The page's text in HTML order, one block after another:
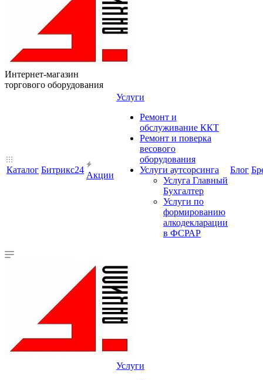
Интернет-магазин
торгового оборудования
Каталог Битрикс24
Акции
Услуги
Ремонт и
обслуживание ККТ
Ремонт и поверка
весового
оборудования
Услуги аутсорсинга
Услуга Главный
Бухгалтер
Услуги по
формированию
алкодекларации
в ФСРАР
Блог
Услуги